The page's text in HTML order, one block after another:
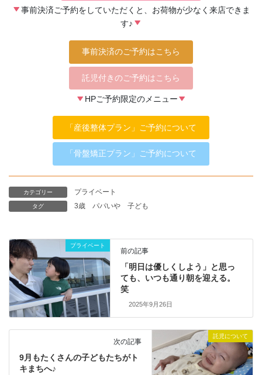
事前決済ご予約をしていただくと、お荷物が少なく来店できま
す♪
事前決済のご予約はこちら
託児付きのご予約はこちら
HPご予約限定のメニュー
「産後整体プラン」ご予約について
「骨盤矯正プラン」ご予約について
カテゴリー プライベート
タグ 3歳 パパいや 子ども
プライベート
前の記事
「明日は優しくしよう」と思っ
ても、いつも通り朝を迎える。
笑
2025年9月26日
託児について
次の記事
9月もたくさんの子どもたちがト
キまちへ♪